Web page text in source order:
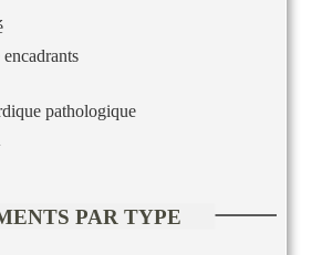
pathologique
PAR TYPE